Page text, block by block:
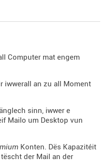
Computer mat engem
iwwerall an zu all Moment
sinn, iwwer e
Mailo um Desktop vun
Konten. Dës Kapazitéit
der Mail an der